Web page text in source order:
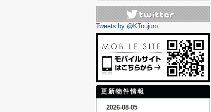
Tweets by @KToujuro
更新物件情報
2026-08-05